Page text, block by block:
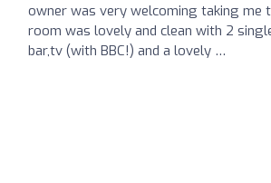
owner was very welcoming taking me
room was lovely and clean with 2
bar,tv (with BBC!) and a lovely …